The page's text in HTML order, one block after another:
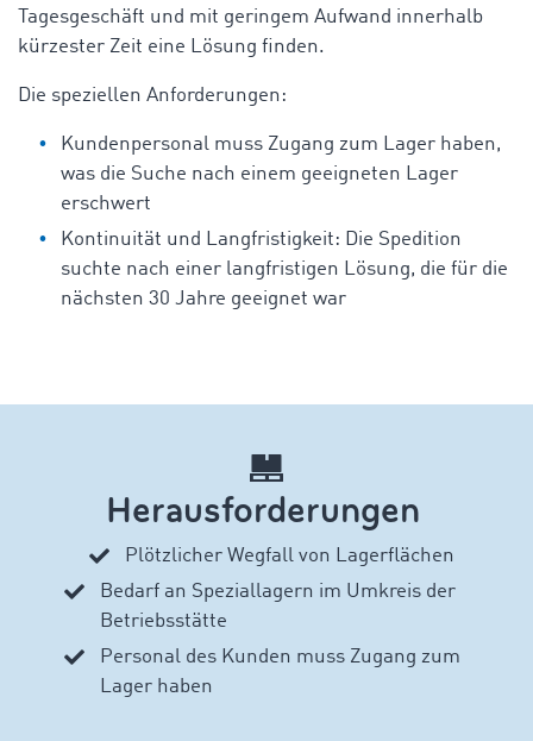
Tagesgeschäft und mit geringem Aufwand innerhalb
kürzester Zeit eine Lösung finden.
Die speziellen Anforderungen:
Kundenpersonal muss Zugang zum Lager haben,
was die Suche nach einem geeigneten Lager
erschwert
Kontinuität und Langfristigkeit: Die Spedition
suchte nach einer langfristigen Lösung, die für die
nächsten 30 Jahre geeignet war
Herausforderungen
Plötzlicher Wegfall von Lagerflächen
Bedarf an Speziallagern im Umkreis der
Betriebsstätte
Personal des Kunden muss Zugang zum
Lager haben